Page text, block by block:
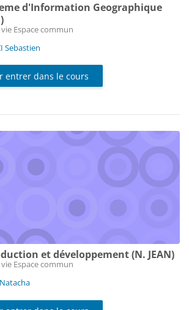
d'Information Geographique
vie Espace commun
Sebastien
entrer dans le cours
et développement (N. JEAN)
vie Espace commun
Natacha